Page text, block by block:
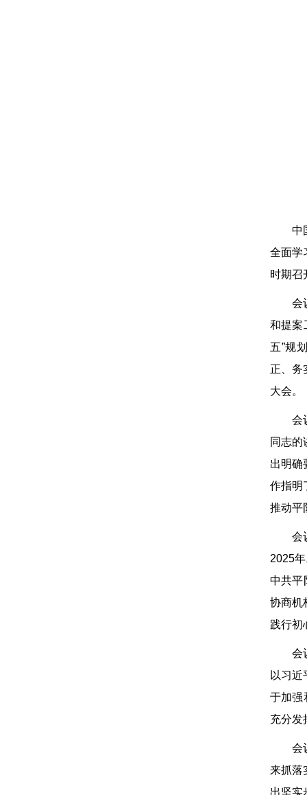
中
全面学
时期召
会
和提案
五”规
正、务
大会。
会
同志的
出明确
作指明
推动平
会
2025
中共平
协商机
践行初
会
以习
于加强
充分发
会
来抓落
出坚实